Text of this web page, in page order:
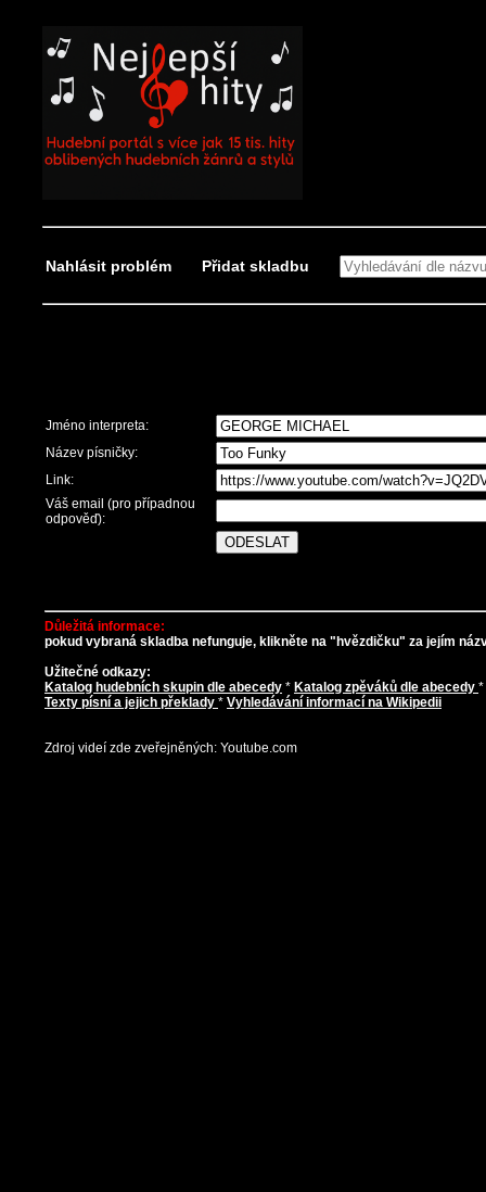
Nahlásit problém Přidat skladbu
Jméno interpreta:
Název písničky:
Link:
Váš email (pro případnou
odpověď):
Důležitá informace:
pokud vybraná skladba nefunguje, klikněte na "hvězdičku" za jejím
Užitečné odkazy:
Katalog hudebních skupin dle abecedy * Katalog zpěváků dle abecedy *
Texty písní a jejich překlady * Vyhledávání informací na Wikipedii
Zdroj videí zde zveřejněných: Youtube.com